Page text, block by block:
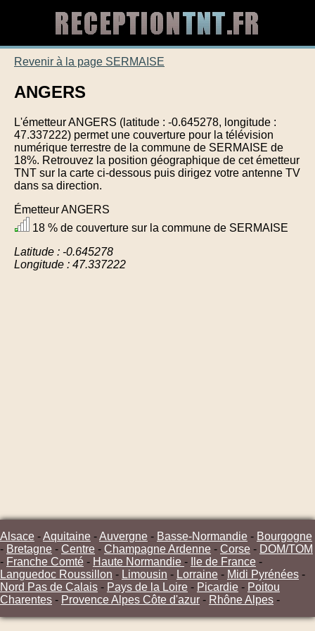
Revenir à la page SERMAISE
ANGERS
L'émetteur ANGERS (latitude : -0.645278, longitude :
47.337222) permet une couverture pour la télévision
numérique terrestre de la commune de SERMAISE de
18%. Retrouvez la position géographique de cet émetteur
TNT sur la carte ci-dessous puis dirigez votre antenne TV
dans sa direction.
Émetteur ANGERS
18 % de couverture sur la commune de SERMAISE
Latitude : -0.645278
Longitude : 47.337222
Alsace -Aquitaine -Auvergne - Basse-Normandie - Bourgogne
- Bretagne - Centre - Champagne Ardenne - Corse - DOM/TOM
- Franche Comté - Haute Normandie - Ile de France -
Languedoc Roussillon - Limousin - Lorraine - Midi Pyrénées -
Nord Pas de Calais - Pays de la Loire - Picardie - Poitou
Charentes - Provence Alpes Côte d'azur - Rhône Alpes -